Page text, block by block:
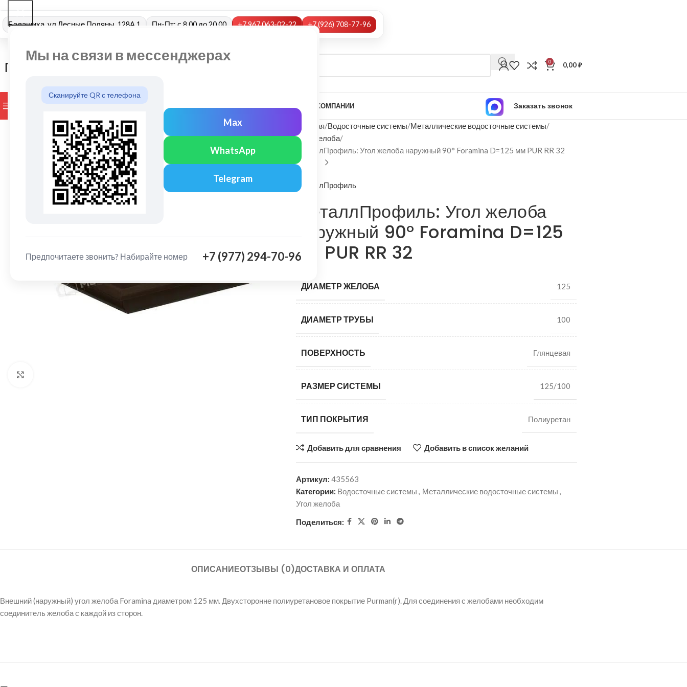
Мы на связи в мессенджерах
Сканируйте QR с телефона
Max
WhatsApp
Telegram
Предпочитаете звонить? Набирайте номер +7 (977) 294-70-96
Балашиха, ул Лесные Поляны, 128А 1 Пн-Пт: с 8.00 до 20.00 +7 967 063-02-22 +7 (926) 708-77-96
0 0,00₽
ПРОСМОТР КАТЕГОРИЙ БРЕНДЫ О КОМПАНИИ Заказать звонок
Главная Водосточные системы Металлические водосточные системы
Угол желоба
МеталлПрофиль: Угол желоба наружный 90° Foramina D=125 мм PUR RR 32
МеталлПрофиль
МеталлПрофиль: Угол желоба
наружный 90° Foramina D=125
мм PUR RR 32
ДИАМЕТР ЖЕЛОБА 125
ДИАМЕТР ТРУБЫ 100
ПОВЕРХНОСТЬ Глянцевая
РАЗМЕР СИСТЕМЫ 125/100
ТИП ПОКРЫТИЯ Полиуретан
Добавить для сравнения Добавить в список желаний
Артикул:435563
Категории: Водосточные системы , Металлические водосточные системы ,
Угол желоба
Поделиться:
ОПИСАНИЕОТЗЫВЫ (0)ДОСТАВКА И ОПЛАТА
Внешний (наружный) угол желоба Foramina диаметром 125 мм. Двухсторонне полиуретановое покрытие Purman(r). Для соединения с желобами необходим
соединитель желоба с каждой из сторон.